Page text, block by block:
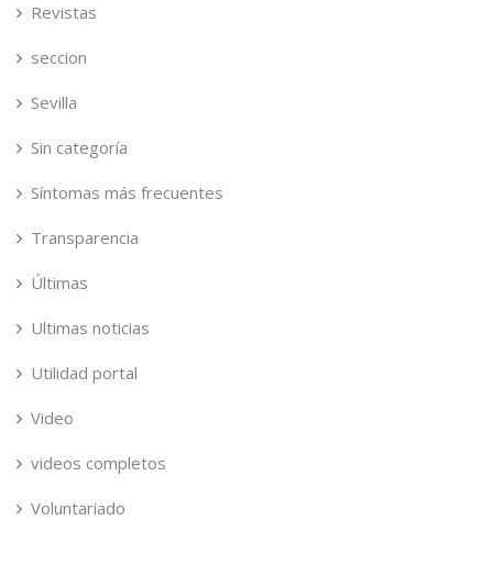
Revistas
seccion
Sevilla
Sin categoría
Síntomas más frecuentes
Transparencia
Últimas
Ultimas noticias
Utilidad portal
Video
videos completos
Voluntariado